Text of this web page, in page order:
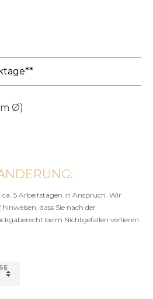
Ø)
5 Arbeitstagen in Anspruch. Wir
dass Sie nach der
beim Nichtgefallen verlieren